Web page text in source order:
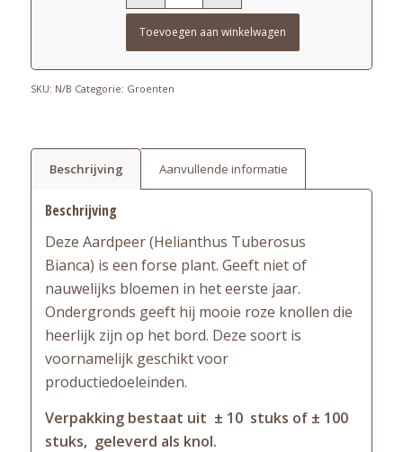
Toevoegen aan winkelwagen
SKU: N/B Categorie: Groenten
Beschrijving Aanvullende informatie
Beschrijving
Deze Aardpeer (Helianthus Tuberosus
Bianca) is een forse plant. Geeft niet of
nauwelijks bloemen in het eerste jaar.
Ondergronds geeft hij mooie roze knollen die
heerlijk zijn op het bord. Deze soort is
voornamelijk geschikt voor
productiedoeleinden.
Verpakking bestaat uit ± 10 stuks of ± 100
stuks, geleverd als knol.